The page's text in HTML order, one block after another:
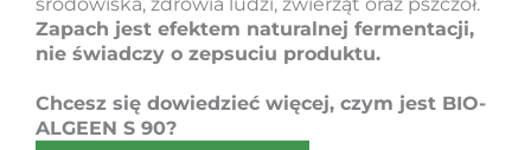
Zapach jest efektem naturalnej fermentacji,
nie świadczy o zepsuciu produktu.
Chcesz się dowiedzieć więcej, czym jest BIO-
ALGEEN S 90?